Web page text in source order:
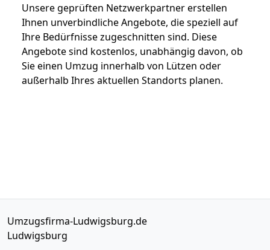
Unsere geprüften Netzwerkpartner erstellen
Ihnen unverbindliche Angebote, die speziell auf
Ihre Bedürfnisse zugeschnitten sind. Diese
Angebote sind kostenlos, unabhängig davon, ob
Sie einen Umzug innerhalb von Lützen oder
außerhalb Ihres aktuellen Standorts planen.
Umzugsfirma-Ludwigsburg.de
Ludwigsburg